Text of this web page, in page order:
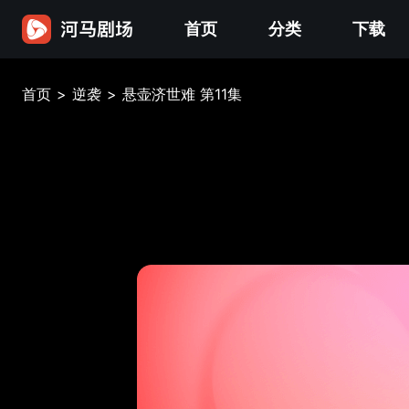
首页 分类 下载
首页 > 逆袭 > 悬壶济世难 第11集